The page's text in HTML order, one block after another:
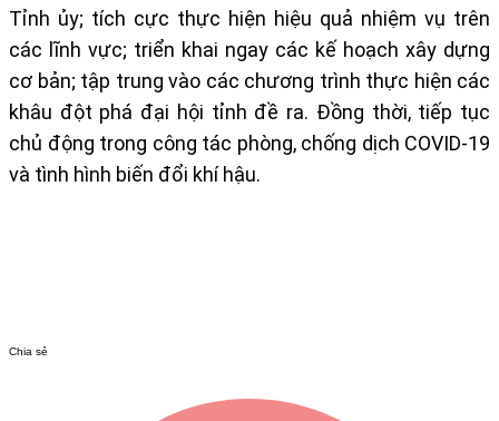
Tỉnh ủy; tích cực thực hiện hiệu quả nhiệm vụ trên
các lĩnh vực; triển khai ngay các kế hoạch xây dựng
cơ bản; tập trung vào các chương trình thực hiện các
khâu đột phá đại hội tỉnh đề ra. Đồng thời, tiếp tục
chủ động trong công tác phòng, chống dịch COVID-19
và tình hình biến đổi khí hậu.
Chia sẻ